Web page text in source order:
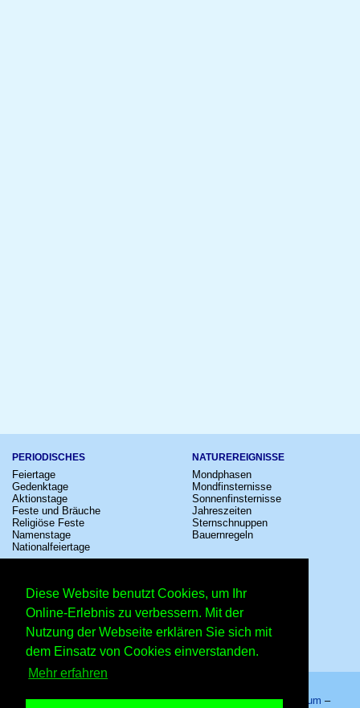
Diese Website benutzt Cookies, um Ihr
Online-Erlebnis zu verbessern. Mit der
Nutzung der Webseite erklären Sie sich mit
dem Einsatz von Cookies einverstanden.
Mehr erfahren
PERIODISCHES
Feiertage
Gedenktage
Aktionstage
Feste und Bräuche
Religiöse Feste
Namenstage
Nationalfeiertage
NATUREREIGNISSE
Mondphasen
Mondfinsternisse
Sonnenfinsternisse
Jahreszeiten
Sternschnuppen
Bauernregeln
Kinostarts
Festivals
Fußball
Comedy
Shows
Sternzeichen
Schalttage
Messen
Erinnerungen
Volksfeste
Startseite–Kalender–Lexikon–App–Sitemap–Impressum –